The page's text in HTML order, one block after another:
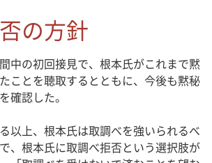
の方針
中の初回接見で、根本氏がこれまで黙
ことを聴取するとともに、今後も黙秘
確認した。
以上、根本氏は取調べを強いられるべ
、根本氏に取調べ拒否という選択肢が